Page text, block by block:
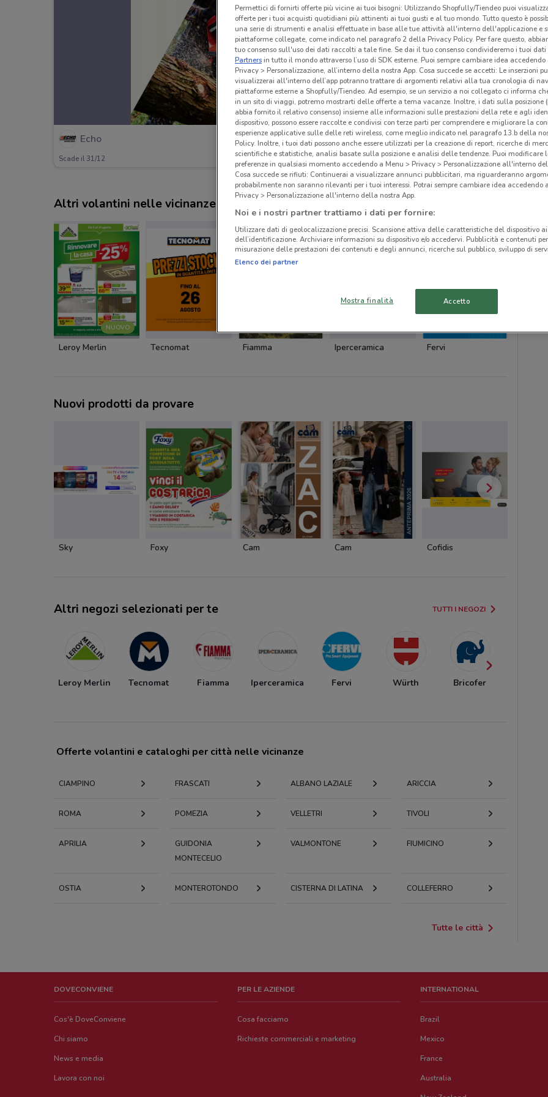
Echo
Scade il 31/12 5.2 km
Altri volantini nelle vicinanze
NUOVO
Leroy Merlin Tecnomat Fiamma Iperceramica Fervi
Nuovi prodotti da provare
Sky Foxy Cam Cam Cofidis
Altri negozi selezionati per te TUTTI I NEGOZI
Leroy Merlin Tecnomat Fiamma Iperceramica Fervi Würth Bricofer
Offerte volantini e cataloghi per città nelle vicinanze
CIAMPINO FRASCATI ALBANO LAZIALE ARICCIA
ROMA POMEZIA VELLETRI TIVOLI
APRILIA
GUIDONIA
MONTECELIO
VALMONTONE FIUMICINO
OSTIA MONTEROTONDO CISTERNA DI LATINA COLLEFERRO
Tutte le città
DOVECONVIENE
Cos'è DoveConviene
Chi siamo
News e media
Lavora con noi
PER LE AZIENDE
Cosa facciamo
Richieste commerciali e marketing
INTERNATIONAL
Brazil
Mexico
France
Australia
Permettici di fornirti offerte più vicine ai tuoi bisogni: Utilizzando Shopfully/Tiendeo puoi
offerte per i tuoi acquisti quotidiani più attinenti ai tuoi gusti e al tuo mondo. Tutto questo è
una serie di strumenti e analisi effettuate in base alle tue attività all'interno dell'applicazione e
piattaforme collegate, come indicato nel paragrafo 2 della Privacy Policy. Per fare questo,
tuo consenso sull'uso dei dati raccolti a tale fine. Se dai il tuo consenso condivideremo i tuoi dati
Partnersin tutto il mondo attraverso l’uso di SDK esterne. Puoi sempre cambiare idea accedendo
Privacy > Personalizzazione, all’interno della nostra App. Cosa succede se accetti: Le inserzioni
visualizzerai all'interno dell’app potranno trattare di argomenti relativi alla tua cronologia di
piattaforme esterne a Shopfully/Tiendeo. Ad esempio, se un servizio a noi collegato ci informa
in un sito di viaggi, potremo mostrarti delle offerte a tema vacanze. Inoltre, i dati sulla posizione
abbia fornito il relativo consenso) insieme alle informazioni sulle prestazioni della rete e agli
dispositivo, possono essere raccolte e condivisi con terze parti per comprendere e migliorare la
esperienze applicative sulle delle reti wireless, come meglio indicato nel paragrafo 13.b della
Policy. Inoltre, i tuoi dati possono anche essere utilizzati per la creazione di report, ricerche di
scientifiche e statistiche, analisi basate sulla posizione e analisi delle tendenze. Puoi modificare
preferenze in qualsiasi momento accedendo a Menu > Privacy > Personalizzazione all'interno
Cosa succede se rifiuti: Continuerai a visualizzare annunci pubblicitari, ma riguarderanno
probabilmente non saranno rilevanti per i tuoi interessi. Potrai sempre cambiare idea accedendo
Privacy > Personalizzazione all'interno della nostra App.
Noi e i nostri partner trattiamo i dati per fornire:
Utilizzare dati di geolocalizzazione precisi. Scansione attiva delle caratteristiche del dispositivo
dell’identificazione. Archiviare informazioni su dispositivo e/o accedervi. Pubblicità e contenuti
misurazione delle prestazioni dei contenuti e degli annunci, ricerche sul pubblico, sviluppo di
Elenco dei partner
Mostra finalità Accetto